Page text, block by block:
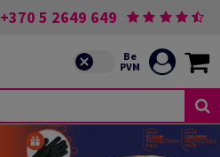
+370 5 2649 649